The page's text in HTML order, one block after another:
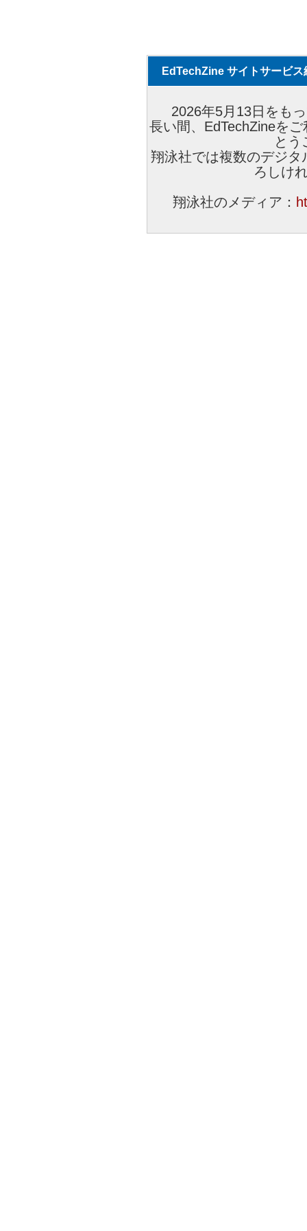
EdTechZine サイトサービス
2026年5月13日をも
長い間、EdTechZineを
とう
翔泳社では複数のデジ
ろしけ
翔泳社のメディア：